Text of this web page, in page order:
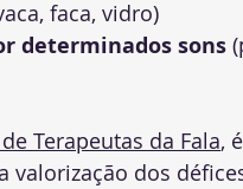
faca, vidro)
determinados sons
Terapeutas da Fala,
valorização dos